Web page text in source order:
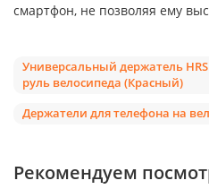
смартфон, не позволяя ему
Универсальный держатель
руль велосипеда (Красный)
Держатели для телефона на
Рекомендуем